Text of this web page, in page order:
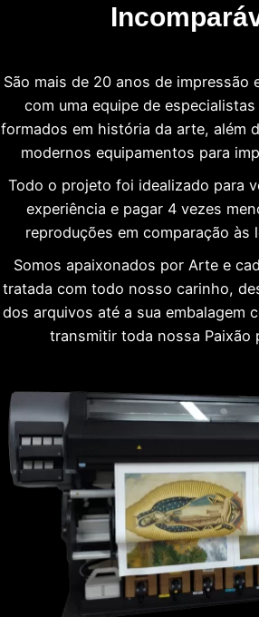
São mais de 20 anos de impressão
com uma equipe de
formados em história da arte, além
modernos equipamentos para
Todo o projeto foi idealizado para
experiência e pagar 4 vezes
reproduções em comparação às
Somos apaixonados por Arte e
tratada com todo nosso carinho,
dos arquivos até a sua embalagem
transmitir toda nossa Paixão